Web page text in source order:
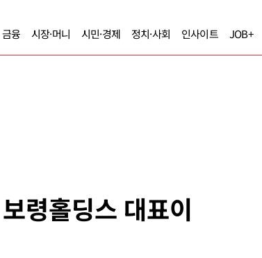
금융 시장·머니 시민·경제 정치·사회 인사이트 JOB+
령홀딩스 대표이